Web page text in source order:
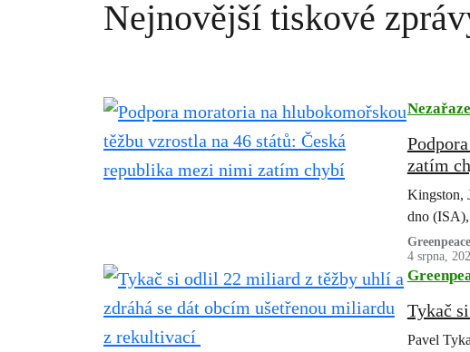
Nejnovější tiskové
zatím
Kingston,
dno
Greenpeace
4 srpna,
Tykač
Pavel